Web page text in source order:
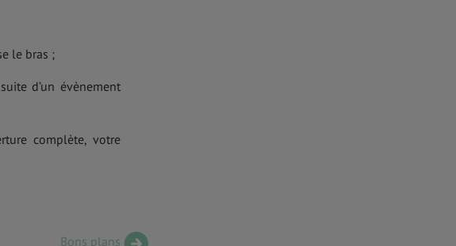
le bras ;
d’un évènement
complète, votre
Bons plans